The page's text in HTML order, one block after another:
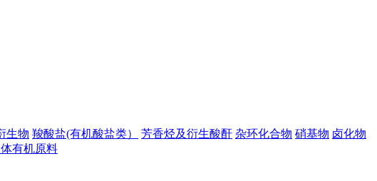
生物 羧酸盐(有机酸盐类） 芳香烃及衍生酸酐 杂环化合物 硝基物 卤化物
有机原料